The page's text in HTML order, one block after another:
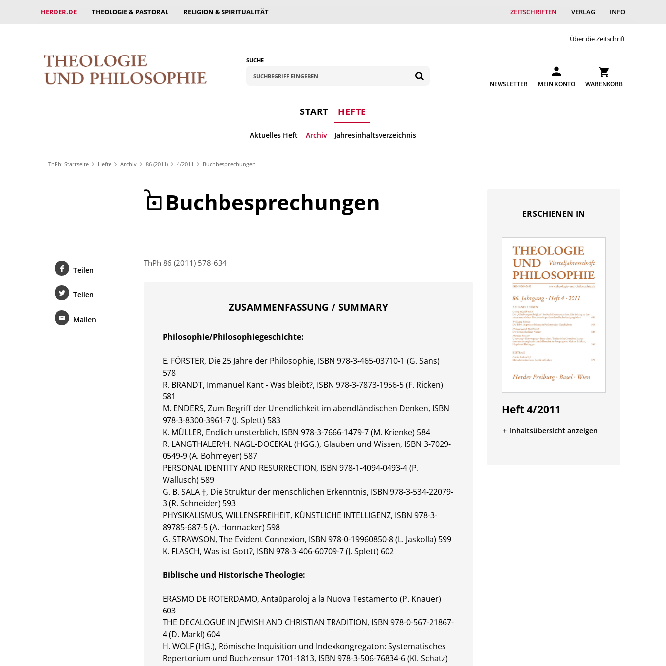
HERDER.DE THEOLOGIE & PASTORAL RELIGION & SPIRITUALITÄT ZEITSCHRIFTEN VERLAG INFO
Über die Zeitschrift
SUCHE
NEWSLETTER MEIN KONTO WARENKORB
START HEFTE
Aktuelles Heft Archiv Jahresinhaltsverzeichnis
ThPh: Startseite Hefte Archiv 86 (2011) 4/2011 Buchbesprechungen
Buchbesprechungen
ThPh 86 (2011) 578-634
ZUSAMMENFASSUNG / SUMMARY
Philosophie/Philosophiegeschichte:
E. FÖRSTER, Die 25 Jahre der Philosophie, ISBN 978-3-465-03710-1 (G. Sans)
578
R. BRANDT, Immanuel Kant - Was bleibt?, ISBN 978-3-7873-1956-5 (F. Ricken)
581
M. ENDERS, Zum Begriff der Unendlichkeit im abendländischen Denken, ISBN
978-3-8300-3961-7 (J. Splett) 583
K. MÜLLER, Endlich unsterblich, ISBN 978-3-7666-1479-7 (M. Krienke) 584
R. LANGTHALER/H. NAGL-DOCEKAL (HGG.), Glauben und Wissen, ISBN 3-7029-
0549-9 (A. Bohmeyer) 587
PERSONAL IDENTITY AND RESURRECTION, ISBN 978-1-4094-0493-4 (P.
Wallusch) 589
G. B. SALA †, Die Struktur der menschlichen Erkenntnis, ISBN 978-3-534-22079-
3 (R. Schneider) 593
PHYSIKALISMUS, WILLENSFREIHEIT, KÜNSTLICHE INTELLIGENZ, ISBN 978-3-
89785-687-5 (A. Honnacker) 598
G. STRAWSON, The Evident Connexion, ISBN 978-0-19960850-8 (L. Jaskolla) 599
K. FLASCH, Was ist Gott?, ISBN 978-3-406-60709-7 (J. Splett) 602
Biblische und Historische Theologie:
ERASMO DE ROTERDAMO, Antaŭparoloj a la Nuova Testamento (P. Knauer)
603
THE DECALOGUE IN JEWISH AND CHRISTIAN TRADITION, ISBN 978-0-567-21867-
4 (D. Markl) 604
H. WOLF (HG.), Römische Inquisition und Indexkongregaton: Systematisches
Repertorium und Buchzensur 1701-1813, ISBN 978-3-506-76834-6 (Kl. Schatz)
Teilen
Teilen
Mailen
ERSCHIENEN IN
Heft 4/2011
Inhaltsübersicht anzeigen